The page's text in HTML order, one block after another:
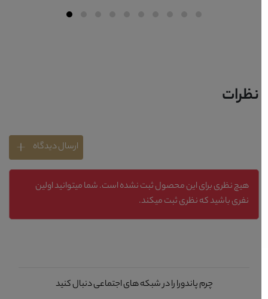
نظرات
ارسال دیدگاه
هیچ نظری برای این محصول ثبت نشده است. شما میتوانید اولین
نفری باشید که نظری ثبت میکند.
چرم پاندورا را در شبکه های اجتماعی دنبال کنید